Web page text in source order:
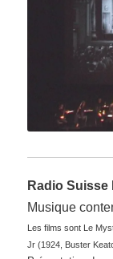
Radio Suisse
Musique
Les films sont Le
Jr (1924, Buster